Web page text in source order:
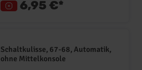
Ersetzt Originalteil Lieferumfang: Satz
6,95 €*
Schaltkulisse, 67-68, Automatik,
ohne Mittelkonsole